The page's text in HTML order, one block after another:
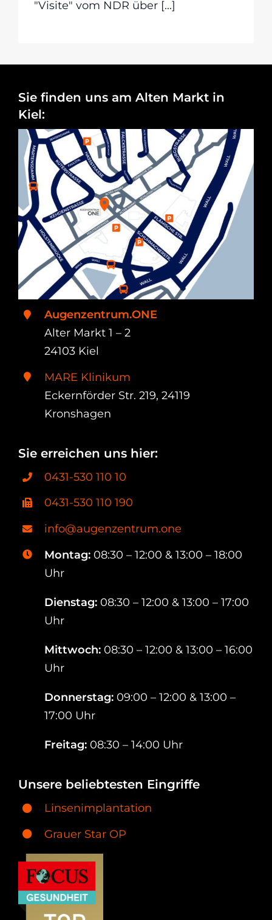
"Visite" vom NDR über [...]
Sie finden uns am Alten Markt in
Kiel:
Augenzentrum.ONE
Alter Markt 1 – 2
24103 Kiel
MARE Klinikum
Eckernförder Str. 219, 24119
Kronshagen
Sie erreichen uns hier:
0431-530 110 10
0431-530 110 190
info@augenzentrum.one
Montag: 08:30 – 12:00 & 13:00 – 18:00
Uhr
Dienstag: 08:30 – 12:00 & 13:00 – 17:00
Uhr
Mittwoch: 08:30 – 12:00 & 13:00 – 16:00
Uhr
Donnerstag: 09:00 – 12:00 & 13:00 –
17:00 Uhr
Freitag: 08:30 – 14:00 Uhr
Unsere beliebtesten Eingriffe
Linsenimplantation
Grauer Star OP